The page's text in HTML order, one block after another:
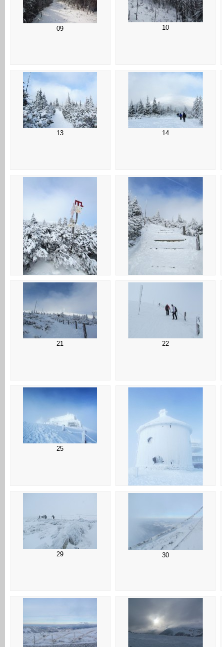
09 10
13 14
17 18
21 22
25
29 30